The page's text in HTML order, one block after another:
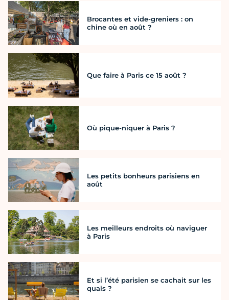
Brocantes et vide-greniers : on
chine où en août ?
Que faire à Paris ce 15 août ?
Où pique-niquer à Paris ?
Les petits bonheurs parisiens en
août
Les meilleurs endroits où naviguer
à Paris
Et si l’été parisien se cachait sur les
quais ?